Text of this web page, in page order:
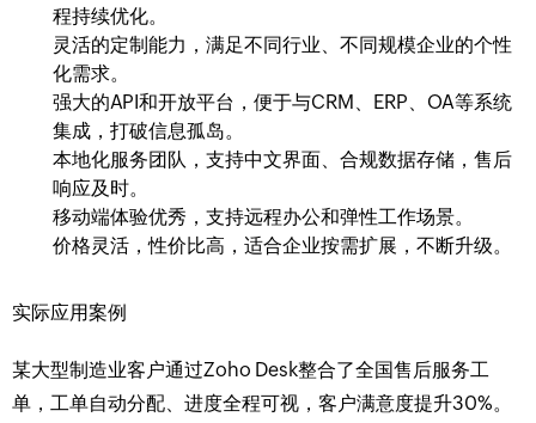
程持续优化。
灵活的定制能力，满足不同行业、不同规模企业的个性
化需求。
强大的API和开放平台，便于与CRM、ERP、OA等系统
集成，打破信息孤岛。
本地化服务团队，支持中文界面、合规数据存储，售后
响应及时。
移动端体验优秀，支持远程办公和弹性工作场景。
价格灵活，性价比高，适合企业按需扩展，不断升级。
实际应用案例
某大型制造业客户通过Zoho Desk整合了全国售后服务工
单，工单自动分配、进度全程可视，客户满意度提升30%。